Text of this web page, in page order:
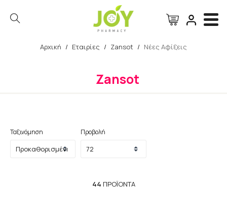
Αρχική / Εταιρίες / Zansot / Νέες Αφίξεις
Zansot
Ταξινόμηση Προβολή
44 ΠΡΟΪΌΝΤΑ